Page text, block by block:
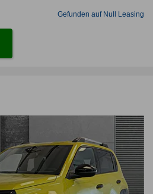
Gefunden auf Null Leasing